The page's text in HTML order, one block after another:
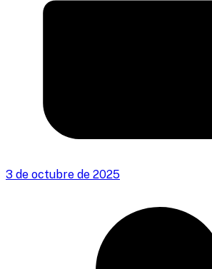
3 de octubre de 2025